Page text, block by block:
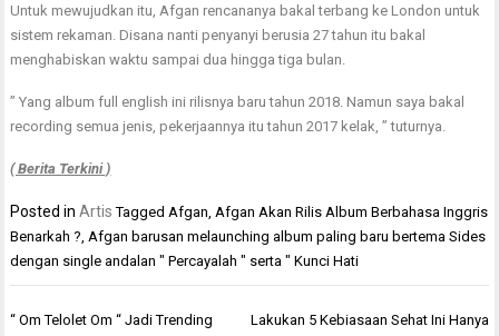
Untuk mewujudkan itu, Afgan rencananya bakal terbang ke London untuk
sistem rekaman. Disana nanti penyanyi berusia 27 tahun itu bakal
menghabiskan waktu sampai dua hingga tiga bulan.
” Yang album full english ini rilisnya baru tahun 2018. Namun saya bakal
recording semua jenis, pekerjaannya itu tahun 2017 kelak, ” tuturnya.
( Berita Terkini )
Posted inArtis TaggedAfgan,Afgan Akan Rilis Album Berbahasa Inggris
Benarkah ?,Afgan barusan melaunching album paling baru bertema Sides
dengan single andalan " Percayalah " serta " Kunci Hati
Navigasi
“ Om Telolet Om “ Jadi Trending
Lakukan 5 Kebiasaan Sehat Ini Hanya